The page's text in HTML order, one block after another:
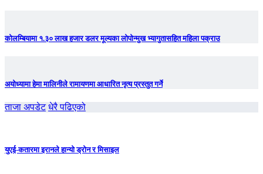
कोलम्बियामा १.३० लाख हजार डलर मूल्यका लोपोन्मुख भ्यागुतासहित महिला पक्राउ
अयोध्यामा हेमा मालिनीले रामायणमा आधारित नृत्य प्रस्तुत गर्ने
ताजा अपडेट धेरै पढिएको
युएई-कतारमा इरानले हान्यो ड्रोन र मिसाइल